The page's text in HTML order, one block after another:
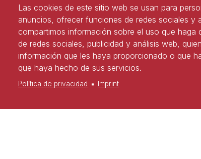
¡Síguenos en redes!
Las cookies de este sitio web se usan para
anuncios, ofrecer funciones de redes sociales y
compartimos información sobre el uso que haga
de redes sociales, publicidad y análisis web,
información que les haya proporcionado o que
que haya hecho de sus servicios.
Política de privacidad Imprint